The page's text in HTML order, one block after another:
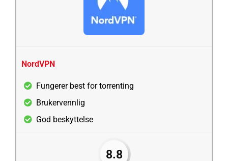
NordVPN
Fungerer best for torrenting
Brukervennlig
God beskyttelse
8.8